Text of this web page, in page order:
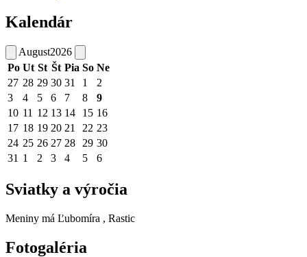
Kalendár
August2026
Po Ut St Št Pia So Ne
27 28 29 30 31 1
2
3
4 5 6 7 8
9
10 11 12 13 14 15 16
17 18 19 20 21 22 23
24 25 26 27 28 29 30
31 1 2 3 4 5 6
Sviatky a výročia
Meniny má Ľubomíra , Rastic
Fotogaléria